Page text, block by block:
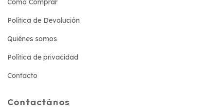
Cómo Comprar
Política de Devolución
Quiénes somos
Política de privacidad
Contacto
Contactános